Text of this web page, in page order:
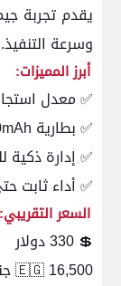
يقدم تجربة
وسرعة التنفيذ.
أبرز المميزات:
✅ معدل
✅ بطارية 5500mAh تدوم لفترات طويلة.
✅ إدارة ذكية
✅ أداء ثابت
السعر التقريبي:
💲 330 دولار
🇪🇬 16,500 جنيه مصري